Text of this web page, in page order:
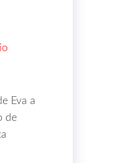
Eva a
de